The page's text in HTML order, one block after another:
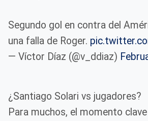
Segundo gol en contra del
una falla de Roger.
— Víctor Díaz (@v_ddiaz)
¿Santiago Solari vs jugadores?
Para muchos, el momento